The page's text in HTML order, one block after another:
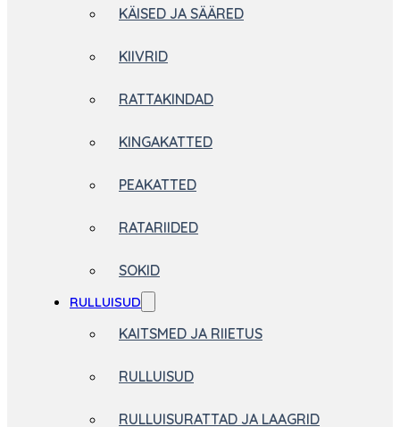
KÄISED JA SÄÄRED
KIIVRID
RATTAKINDAD
KINGAKATTED
PEAKATTED
RATARIIDED
SOKID
RULLUISUD
KAITSMED JA RIIETUS
RULLUISUD
RULLUISURATTAD JA LAAGRID